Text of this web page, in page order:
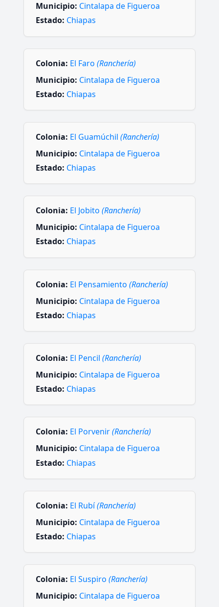
Municipio: Cintalapa de Figueroa
Estado: Chiapas
Colonia: El Faro (Ranchería)
Municipio: Cintalapa de Figueroa
Estado: Chiapas
Colonia: El Guamúchil (Ranchería)
Municipio: Cintalapa de Figueroa
Estado: Chiapas
Colonia: El Jobito (Ranchería)
Municipio: Cintalapa de Figueroa
Estado: Chiapas
Colonia: El Pensamiento (Ranchería)
Municipio: Cintalapa de Figueroa
Estado: Chiapas
Colonia: El Pencil (Ranchería)
Municipio: Cintalapa de Figueroa
Estado: Chiapas
Colonia: El Porvenir(Ranchería)
Municipio: Cintalapa de Figueroa
Estado: Chiapas
Colonia: El Rubí(Ranchería)
Municipio: Cintalapa de Figueroa
Estado: Chiapas
Colonia: El Suspiro (Ranchería)
Municipio: Cintalapa de Figueroa